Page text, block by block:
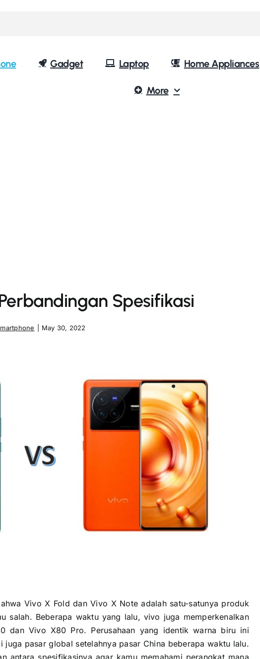
Gadget Laptop Home Appliances
More
Spesifikasi
May 30, 2022
Vivo X Fold dan Vivo X Note adalah satu-satunya produk
salah. Beberapa waktu yang lalu, vivo juga memperkenalkan
Vivo X80 Pro. Perusahaan yang identik warna biru ini
juga pasar global setelahnya pasar China beberapa waktu lalu.
antara spesifikasinya agar kamu memahami perangkat mana